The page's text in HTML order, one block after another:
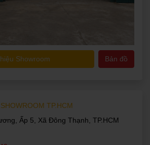
Showroom Bản đồ
SHOWROOM TP.HCM
Ấp 5, Xã Đông Thạnh, TP.HCM